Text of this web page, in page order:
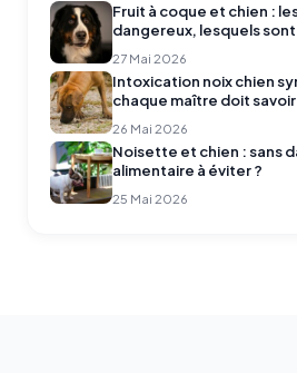
Fruit à coque et chien :
dangereux, lesquels
27 Mai 2026
Intoxication noix chien
chaque maître doit
26 Mai 2026
Noisette et chien : sans
alimentaire à éviter ?
25 Mai 2026